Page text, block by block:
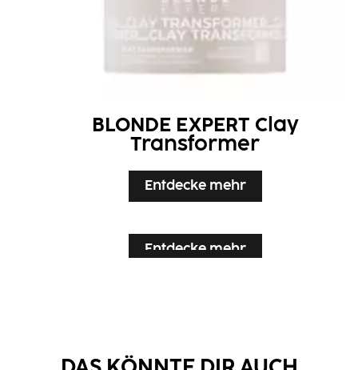
BLONDE EXPERT Clay
Transformer
Entdecke mehr
Entdecke mehr